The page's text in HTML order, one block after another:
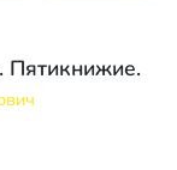
Пятикнижие.